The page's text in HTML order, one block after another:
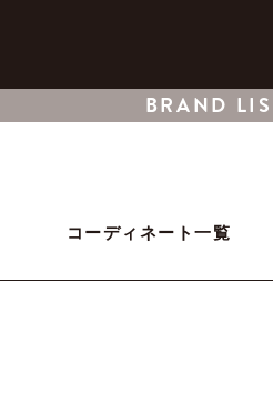
BRAND
コーディネート一覧